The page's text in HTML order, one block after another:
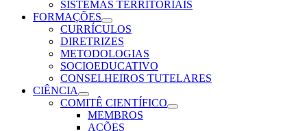
SISTEMAS TERRITORIAIS
FORMAÇÕES
CURRÍCULOS
DIRETRIZES
METODOLOGIAS
SOCIOEDUCATIVO
CONSELHEIROS TUTELARES
CIÊNCIA
COMITÊ CIENTÍFICO
MEMBROS
AÇÕES